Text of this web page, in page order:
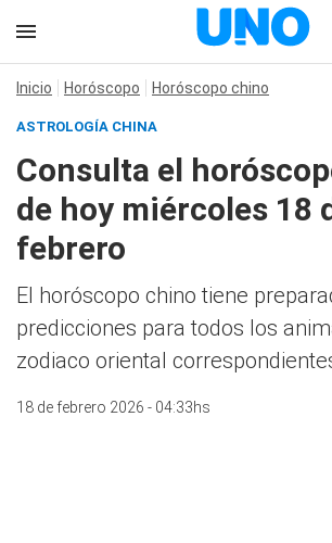
Inicio Horóscopo Horóscopo chino
ASTROLOGÍA CHINA
Consulta el
de hoy miércoles 18
febrero
El horóscopo chino tiene
predicciones para todos los
zodiaco oriental
18 de febrero 2026 - 04:33hs